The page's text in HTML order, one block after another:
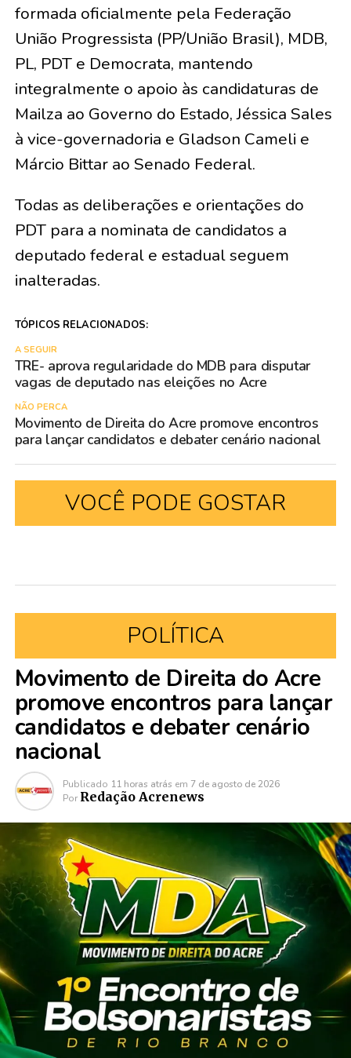
formada oficialmente pela Federação
União Progressista (PP/União Brasil), MDB,
PL, PDT e Democrata, mantendo
integralmente o apoio às candidaturas de
Mailza ao Governo do Estado, Jéssica Sales
à vice-governadoria e Gladson Cameli e
Márcio Bittar ao Senado Federal.
​Todas as deliberações e orientações do
PDT para a nominata de candidatos a
deputado federal e estadual seguem
inalteradas.
TÓPICOS RELACIONADOS:
A SEGUIR
TRE- aprova regularidade do MDB para disputar
vagas de deputado nas eleições no Acre
NÃO PERCA
Movimento de Direita do Acre promove encontros
para lançar candidatos e debater cenário nacional
VOCÊ PODE GOSTAR
POLÍTICA
Movimento de Direita do Acre
promove encontros para lançar
candidatos e debater cenário
nacional
Publicado 11 horas atrás em 7 de agosto de 2026
Por Redação Acrenews